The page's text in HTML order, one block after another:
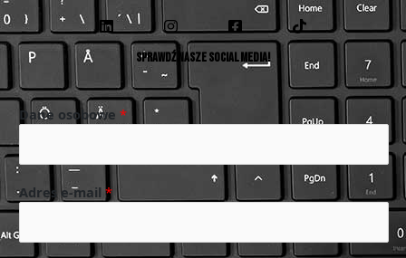
Sprawdź nasze social media!
Dane osobowe *
Adres e-mail *